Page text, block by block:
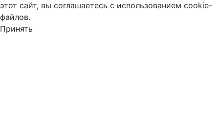
этот сайт, вы соглашаетесь с использованием cookie-
файлов.
Принять